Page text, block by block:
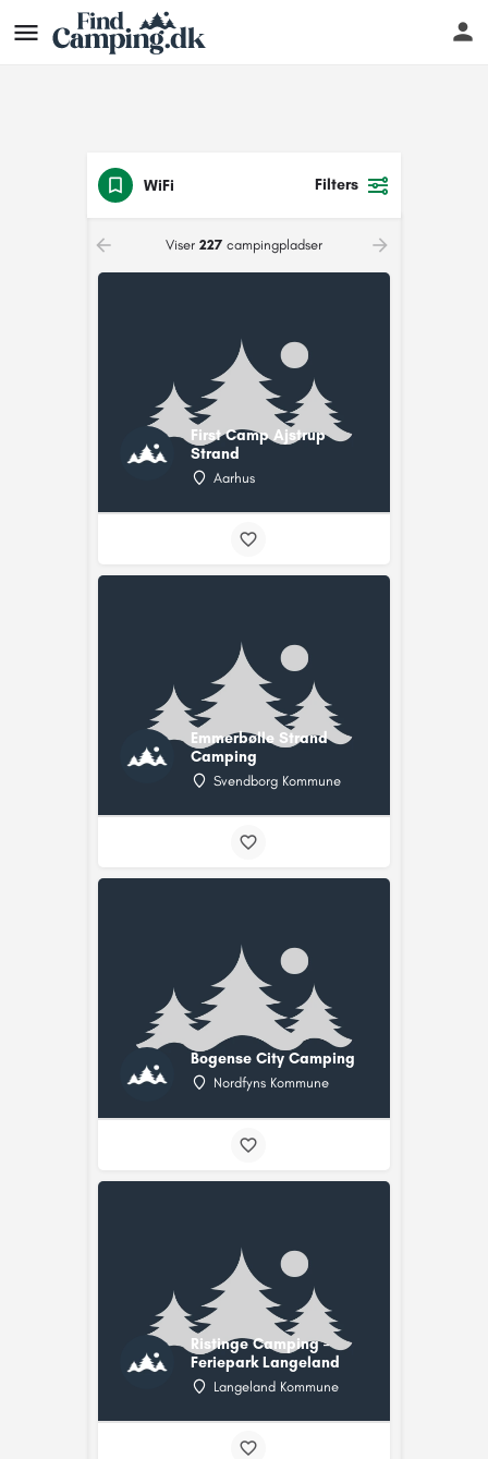
WiFi Filters
Viser 227 campingpladser
First Camp Ajstrup
Strand
Aarhus
Emmerbølle Strand
Camping
Svendborg Kommune
Bogense City Camping
Nordfyns Kommune
Ristinge Camping –
Feriepark Langeland
Langeland Kommune